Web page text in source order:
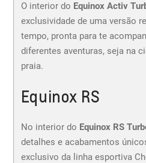
O interior do Equinox Activ
exclusividade de uma versão
tempo, pronta para te
diferentes aventuras, seja na
praia.
Equinox RS
No interior do Equinox RS
detalhes e acabamentos
exclusivo da linha esportiva